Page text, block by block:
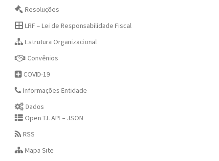
Resoluções
LRF – Lei de Responsabilidade Fiscal
Estrutura Organizacional
Convênios
COVID-19
Informações Entidade
Dados
Open T.I. API – JSON
RSS
Mapa Site